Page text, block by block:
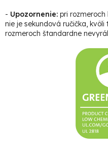
- Upozornenie: pri
nie je sekundová ručička,
rozmeroch štandardne